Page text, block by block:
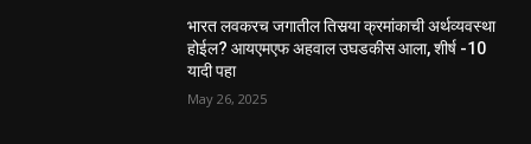
भारत लवकरच जगातील तिसर्‍या क्रमांकाची अर्थव्यवस्था
होईल? आयएमएफ अहवाल उघडकीस आला, शीर्ष -10
यादी पहा
May 26, 2025